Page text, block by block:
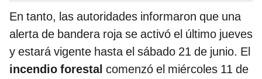
En tanto, las autoridades informaron que una
alerta de bandera roja se activó el último jueves
y estará vigente hasta el sábado 21 de junio. El
incendio forestal comenzó el miércoles 11 de